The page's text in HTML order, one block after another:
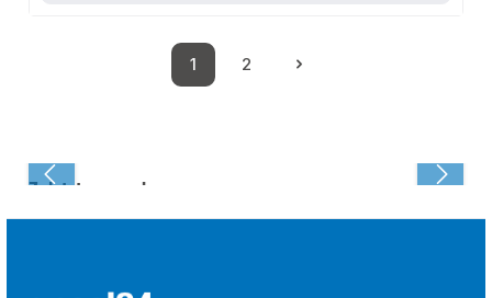
Seite
1
Seite
2
Zuletzt angesehen: